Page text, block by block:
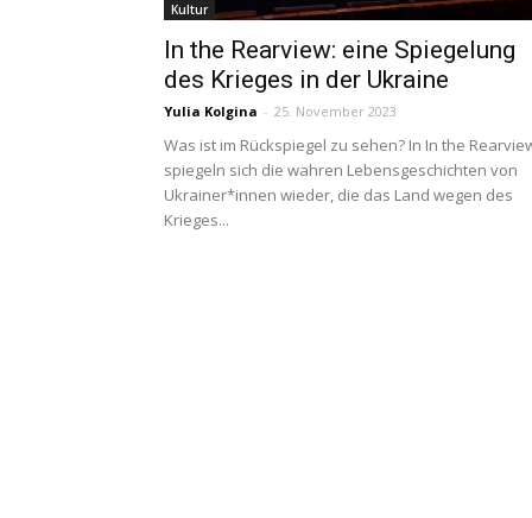
Kultur
In the Rearview: eine Spiegelung
des Krieges in der Ukraine
Yulia Kolgina - 25. November 2023
Was ist im Rückspiegel zu sehen? In In the
spiegeln sich die wahren Lebensgeschichten von
Ukrainer*innen wieder, die das Land wegen des
Krieges...